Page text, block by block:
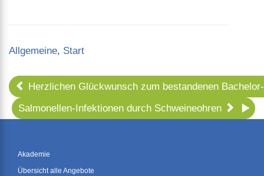
Categories
Allgemeine, Start
Herzlichen Glückwunsch zum bestandenen
Salmonellen-Infektionen durch Schweineohren
Akademie
Übersicht alle Angebote